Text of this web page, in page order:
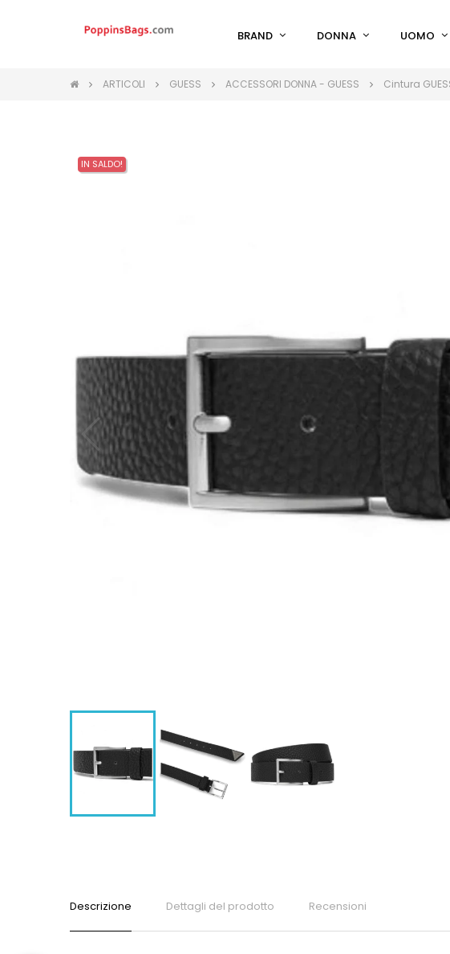
BRAND DONNA UOMO
ARTICOLI GUESS ACCESSORI DONNA - GUESS Cintura
IN SALDO!
Descrizione Dettagli del prodotto Recensioni